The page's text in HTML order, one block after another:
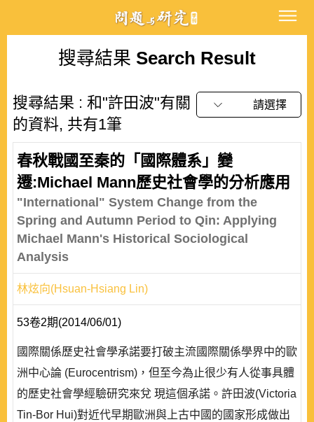
搜尋結果 Search Result
搜尋結果 : 和"許田波"有關
的資料, 共有1筆
請選擇
春秋戰國至秦的「國際體系」變
遷:Michael Mann歷史社會學的分析應用
"International" System Change from the
Spring and Autumn Period to Qin: Applying
Michael Mann's Historical Sociological
Analysis
林炫向(Hsuan-Hsiang Lin)
53卷2期(2014/06/01)
國際關係歷史社會學承諾要打破主流國際關係學界中的歐
洲中心論 (Eurocentrism)，但至今為止很少有人從事具體
的歷史社會學經驗研究來兌 現這個承諾。許田波(Victoria
Tin-Bor Hui)對近代早期歐洲與上古中國的國家形成做出